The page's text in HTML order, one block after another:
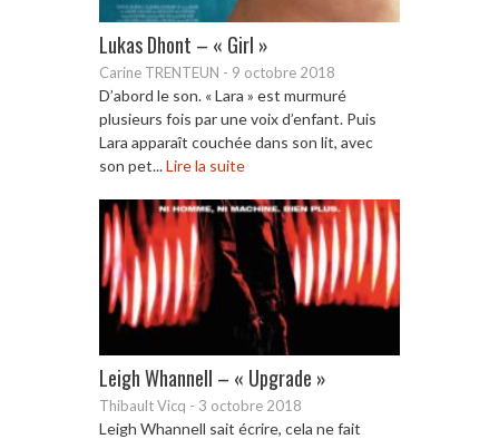
Lukas Dhont – « Girl »
Carine TRENTEUN - 9 octobre 2018
D’abord le son. « Lara » est murmuré
plusieurs fois par une voix d’enfant. Puis
Lara apparaît couchée dans son lit, avec
son pet...Lire la suite
Leigh Whannell – « Upgrade »
Thibault Vicq - 3 octobre 2018
Leigh Whannell sait écrire, cela ne fait